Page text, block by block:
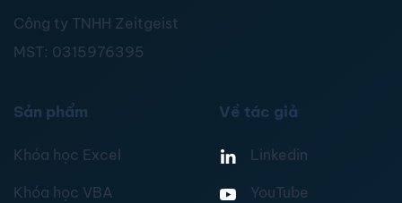
Công ty TNHH Zeitgeist
MST: 0315976395
Sản phẩm
Khóa học Excel
Khóa học VBA
Về tác giả
Linkedin
YouTube